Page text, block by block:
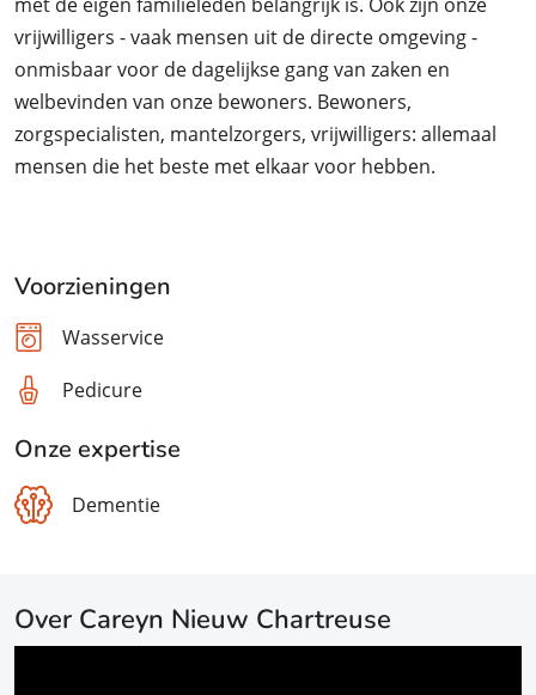
vrijwilligers - vaak mensen uit de directe omgeving -
onmisbaar voor de dagelijkse gang van zaken en
welbevinden van onze bewoners. Bewoners,
zorgspecialisten, mantelzorgers, vrijwilligers: allemaal
mensen die het beste met elkaar voor hebben.
Onze expertise
Dementie
Voorzieningen
Wasservice
Pedicure
Over Careyn Nieuw Chartreuse